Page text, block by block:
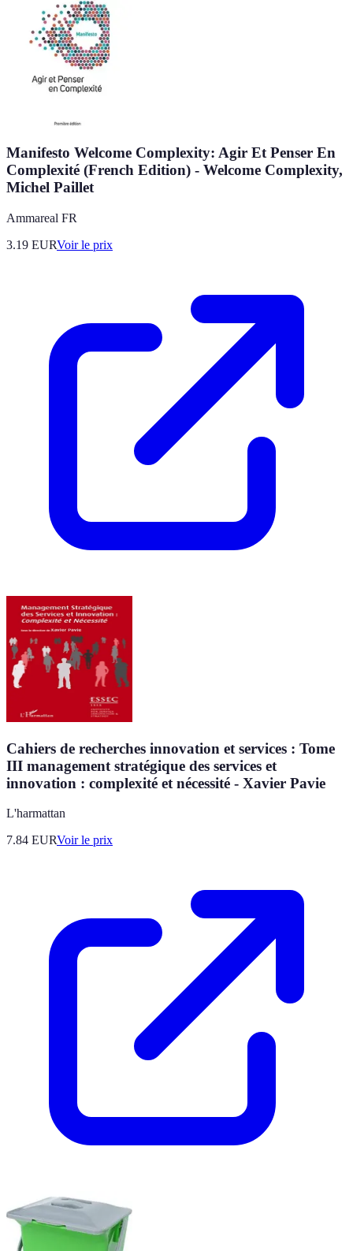
Manifesto Welcome Complexity: Agir Et Penser En
Complexité (French Edition) - Welcome Complexity,
Michel Paillet
Ammareal FR
3.19 EURVoir le prix
Cahiers de recherches innovation et services : Tome
III management stratégique des services et
innovation : complexité et nécessité - Xavier Pavie
L'harmattan
7.84 EURVoir le prix